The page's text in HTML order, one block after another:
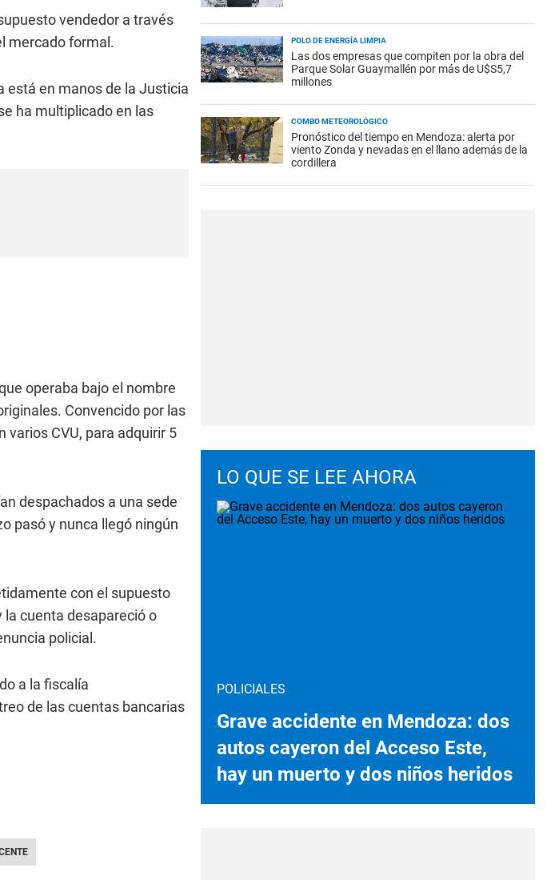
vendedor a través
mercado formal.
está en manos de la Justicia
ha multiplicado en las
operaba bajo el nombre
Convencido por las
CVU, para adquirir 5
despachados a una sede
pasó y nunca llegó ningún
con el supuesto
la cuenta desapareció o
policial.
a la fiscalía
de las cuentas bancarias
POLO DE ENERGÍA LIMPIA
Las dos empresas que compiten por la obra del
Parque Solar Guaymallén por más de U$S5,7
millones
COMBO METEOROLÓGICO
Pronóstico del tiempo en Mendoza: alerta por
viento Zonda y nevadas en el llano además de la
cordillera
LO QUE SE LEE AHORA
POLICIALES
Grave accidente en Mendoza: dos
autos cayeron del Acceso Este,
hay un muerto y dos niños heridos